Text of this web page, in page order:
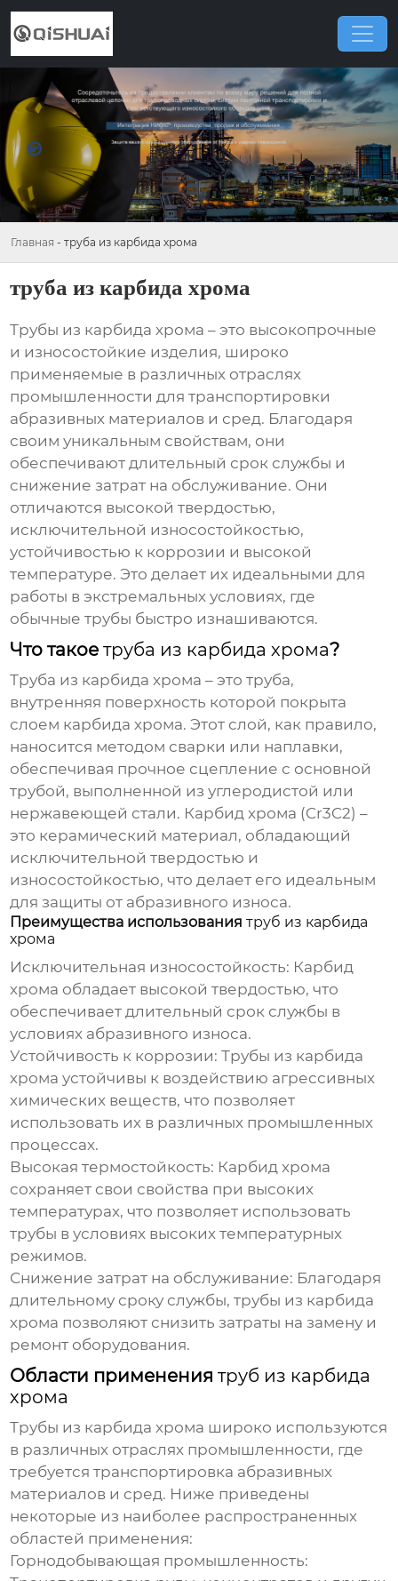
Главная - труба из карбида хрома
труба из карбида хрома
Трубы из карбида хрома – это высокопрочные
и износостойкие изделия, широко
применяемые в различных отраслях
промышленности для транспортировки
абразивных материалов и сред. Благодаря
своим уникальным свойствам, они
обеспечивают длительный срок службы и
снижение затрат на обслуживание. Они
отличаются высокой твердостью,
исключительной износостойкостью,
устойчивостью к коррозии и высокой
температуре. Это делает их идеальными для
работы в экстремальных условиях, где
обычные трубы быстро изнашиваются.
Что такоетруба из карбида хрома?
Труба из карбида хрома – это труба,
внутренняя поверхность которой покрыта
слоем карбида хрома. Этот слой, как правило,
наносится методом сварки или наплавки,
обеспечивая прочное сцепление с основной
трубой, выполненной из углеродистой или
нержавеющей стали. Карбид хрома (Cr3C2) –
это керамический материал, обладающий
исключительной твердостью и
износостойкостью, что делает его идеальным
для защиты от абразивного износа.
Преимущества использованиятруб из карбида
хрома
Исключительная износостойкость: Карбид
хрома обладает высокой твердостью, что
обеспечивает длительный срок службы в
условиях абразивного износа.
Устойчивость к коррозии: Трубы из карбида
хрома устойчивы к воздействию агрессивных
химических веществ, что позволяет
использовать их в различных промышленных
процессах.
Высокая термостойкость: Карбид хрома
сохраняет свои свойства при высоких
температурах, что позволяет использовать
трубы в условиях высоких температурных
режимов.
Снижение затрат на обслуживание: Благодаря
длительному сроку службы,трубы из карбида
хрома позволяют снизить затраты на замену и
ремонт оборудования.
Области применениятруб из карбида
хрома
Трубы из карбида хрома широко используются
в различных отраслях промышленности, где
требуется транспортировка абразивных
материалов и сред. Ниже приведены
некоторые из наиболее распространенных
областей применения:
Горнодобывающая промышленность: